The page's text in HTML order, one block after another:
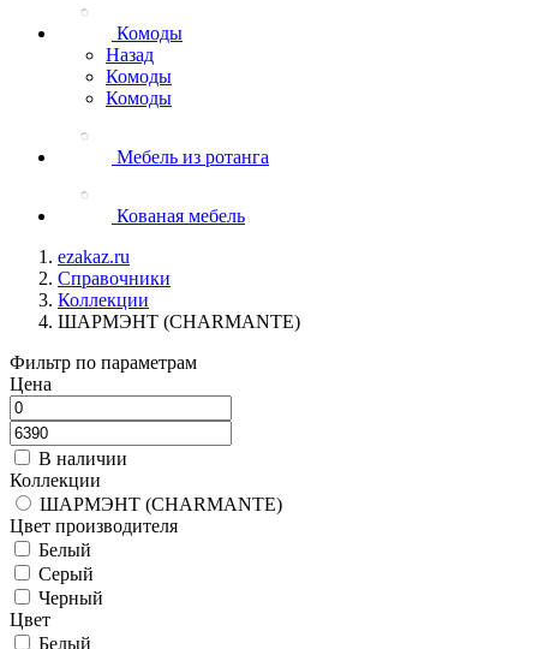
Комоды
Назад
Комоды
Комоды
Мебель из ротанга
Кованая мебель
ezakaz.ru
Справочники
Коллекции
ШАРМЭНТ (CHARMANTE)
Фильтр по параметрам
Цена
В наличии
Коллекции
ШАРМЭНТ (CHARMANTE)
Цвет производителя
Белый
Серый
Черный
Цвет
Белый